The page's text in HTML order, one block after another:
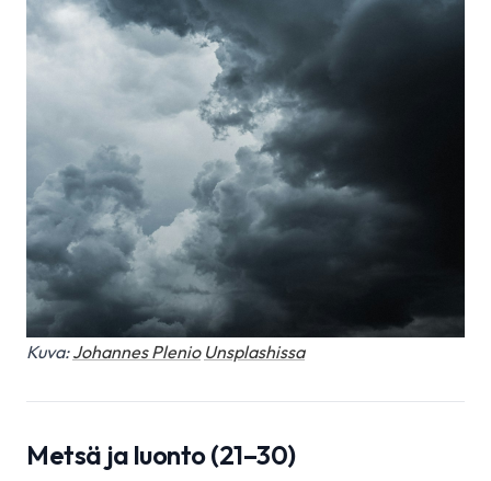
Kuva:Johannes Plenio Unsplashissa
Metsä ja luonto (21–30)